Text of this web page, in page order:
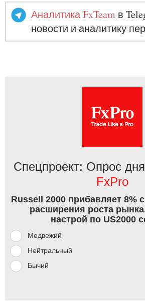
Аналитика FxTeam в
новости и аналитику
Спецпроект: Опрос
FxPro
Russell 2000 прибавляет 8%
расширения роста
настрой по US2000
Медвежий
Нейтральный
Бычий